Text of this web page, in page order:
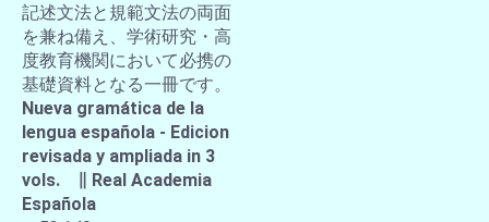
記述文法と規範文法の両面
を兼ね備え、学術研究・高
度教育機関において必携の
基礎資料となる一冊です。
Nueva gramática de la
lengua española - Edicion
revisada y ampliada in 3
vols. ∥ Real Academia
Española